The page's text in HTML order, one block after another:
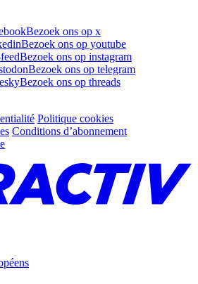
Bezoek ons op x
Bezoek ons op youtube
Bezoek ons op instagram
Bezoek ons op telegram
Bezoek ons op threads
Politique cookies
Conditions d’abonnement